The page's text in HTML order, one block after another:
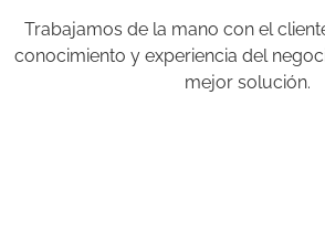
Trabajamos de la mano con el
conocimiento y experiencia del
mejor solución.